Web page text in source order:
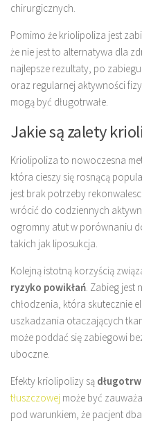
chirurgicznych.
Pomimo że kriolipoliza jest
że nie jest to alternatywa dla
najlepsze rezultaty, po
oraz regularnej aktywności
mogą być długotrwałe.
Jakie są zalety
Kriolipoliza to nowoczesna
która cieszy się rosnącą
jest brak potrzeby
wrócić do codziennych
ogromny atut w porównaniu
takich jak liposukcja.
Kolejną istotną korzyścią
ryzyko powikłań. Zabieg jest
chłodzenia, która skutecznie
uszkadzania otaczających
może poddać się zabiegowi
uboczne.
Efekty kriolipolizy są
tłuszczowej może być
pod warunkiem, że pacjent